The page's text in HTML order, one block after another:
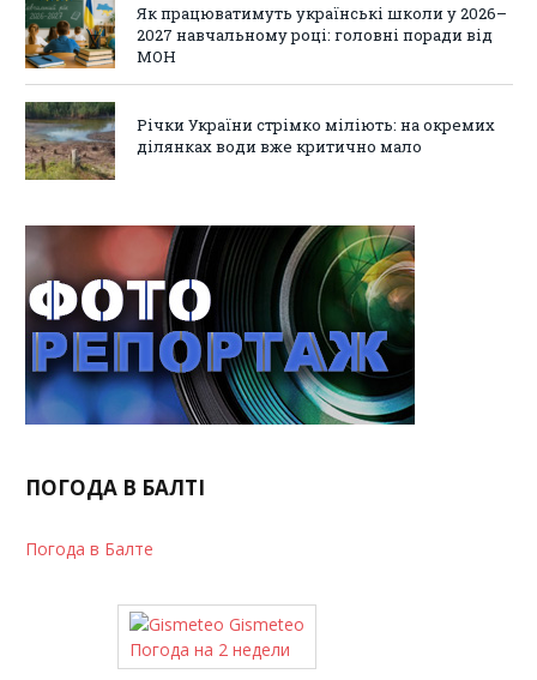
Як працюватимуть українські школи у 2026–
2027 навчальному році: головні поради від
МОН
Річки України стрімко міліють: на окремих
ділянках води вже критично мало
ПОГОДА В БАЛТІ
Погода в Балте
Gismeteo
Погода на 2 недели